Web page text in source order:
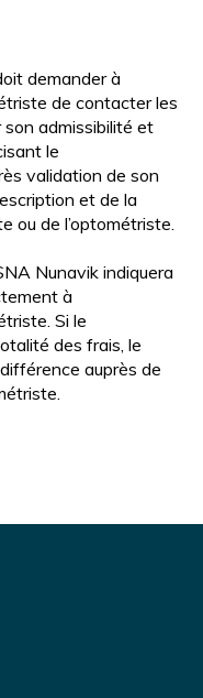
demander à
de contacter les
admissibilité et
le
validation de son
et de la
ou de l’optométriste.
Nunavik indiquera
à
Si le
des frais, le
auprès de